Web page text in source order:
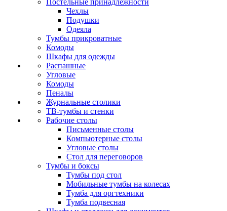
Постельные принадлежности
Чехлы
Подушки
Одеяла
Тумбы прикроватные
Комоды
Шкафы для одежды
Распашные
Угловые
Комоды
Пеналы
Журнальные столики
ТВ‑тумбы и стенки
Рабочие столы
Письменные столы
Компьютерные столы
Угловые столы
Стол для переговоров
Тумбы и боксы
Тумбы под стол
Мобильные тумбы на колесах
Тумба для оргтехники
Тумба подвесная